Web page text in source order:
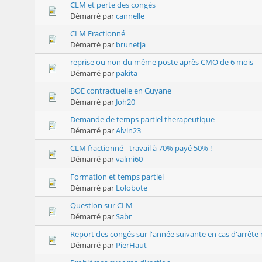
CLM et perte des congés
Démarré parcannelle
CLM Fractionné
Démarré par brunetja
reprise ou non du même poste après CMO de 6 mois
Démarré par pakita
BOE contractuelle en Guyane
Démarré par Joh20
Demande de temps partiel therapeutique
Démarré parAlvin23
CLM fractionné - travail à 70% payé 50% !
Démarré parvalmi60
Formation et temps partiel
Démarré par Lolobote
Question sur CLM
Démarré parSabr
Report des congés sur l'année suivante en cas d'arrête
Démarré par PierHaut